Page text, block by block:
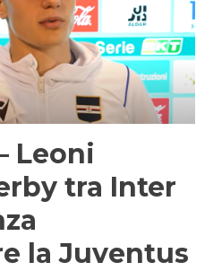
Leoni
tra Inter
la Juventus